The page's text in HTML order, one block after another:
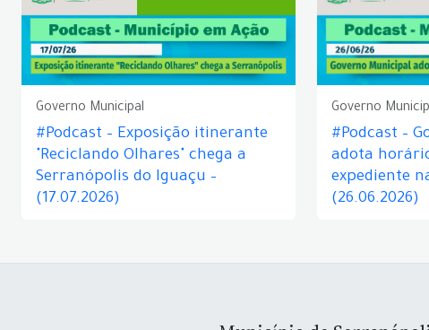
Governo Municipal
#Podcast – Exposição itinerante
"Reciclando Olhares" chega a
Serranópolis do Iguaçu –
(17.07.2026)
Governo
#Podcast –
adota
expediente
(26.06.2026)